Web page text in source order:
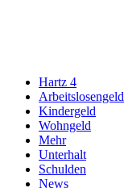
Hartz 4
Arbeitslosengeld
Kindergeld
Wohngeld
Mehr
Unterhalt
Schulden
News